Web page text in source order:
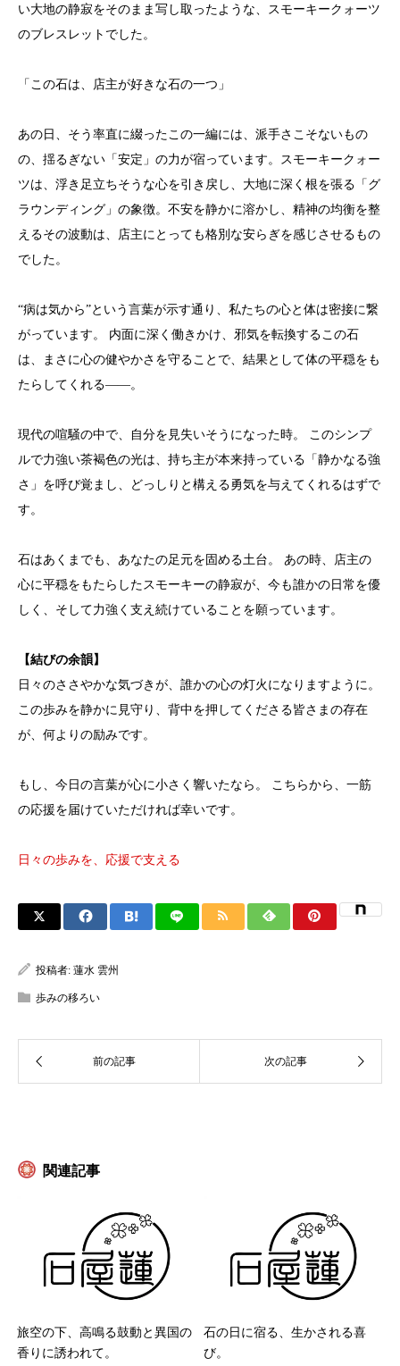
い大地の静寂をそのまま写し取ったような、スモーキークォーツ
のブレスレットでした。
「この石は、店主が好きな石の一つ」
あの日、そう率直に綴ったこの一編には、派手さこそないもの
の、揺るぎない「安定」の力が宿っています。スモーキークォー
ツは、浮き足立ちそうな心を引き戻し、大地に深く根を張る「グ
ラウンディング」の象徴。不安を静かに溶かし、精神の均衡を整
えるその波動は、店主にとっても格別な安らぎを感じさせるもの
でした。
“病は気から”という言葉が示す通り、私たちの心と体は密接に繋
がっています。 内面に深く働きかけ、邪気を転換するこの石
は、まさに心の健やかさを守ることで、結果として体の平穏をも
たらしてくれる——。
現代の喧騒の中で、自分を見失いそうになった時。 このシンプ
ルで力強い茶褐色の光は、持ち主が本来持っている「静かなる強
さ」を呼び覚まし、どっしりと構える勇気を与えてくれるはずで
す。
石はあくまでも、あなたの足元を固める土台。 あの時、店主の
心に平穏をもたらしたスモーキーの静寂が、今も誰かの日常を優
しく、そして力強く支え続けていることを願っています。
【結びの余韻】
日々のささやかな気づきが、誰かの心の灯火になりますように。
この歩みを静かに見守り、背中を押してくださる皆さまの存在
が、何よりの励みです。
もし、今日の言葉が心に小さく響いたなら。 こちらから、一筋
の応援を届けていただければ幸いです。
日々の歩みを、応援で支える
投稿者: 蓮水 雲州
歩みの移ろい
関連記事
旅空の下、高鳴る鼓動と異国の
香りに誘われて。
石の日に宿る、生かされる喜
び。